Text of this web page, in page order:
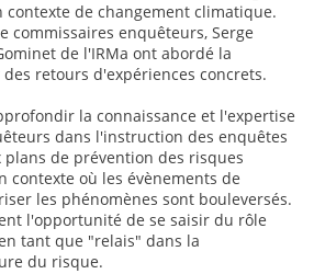
de changement climatique.
commissaires enquêteurs, Serge
de l'IRMa ont abordé la
retours d'expériences concrets.
la connaissance et l'expertise
dans l'instruction des enquêtes
de prévention des risques
contexte où les évènements de
les phénomènes sont bouleversés.
l'opportunité de se saisir du rôle
tant que "relais" dans la
du risque.